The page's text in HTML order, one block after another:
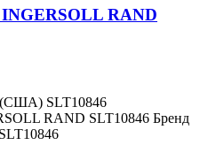
RAND
(США) SLT10846
RAND SLT10846 Бренд